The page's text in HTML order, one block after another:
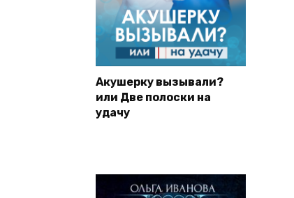
Акушерку вызывали?
или Две полоски на
удачу